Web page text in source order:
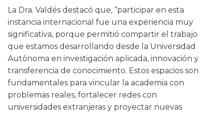
La Dra. Valdés destacó que, “participar en esta
instancia internacional fue una experiencia muy
significativa, porque permitió compartir el trabajo
que estamos desarrollando desde la Universidad
Autónoma en investigación aplicada, innovación y
transferencia de conocimiento. Estos espacios son
fundamentales para vincular la academia con
problemas reales, fortalecer redes con
universidades extranjeras y proyectar nuevas